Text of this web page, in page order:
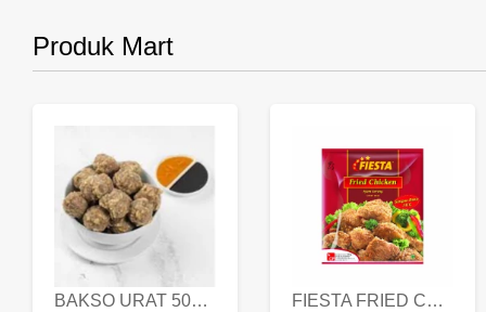
Produk Mart
BAKSO URAT 500 GR FIESTA FRIED CHICKEN 500 GR